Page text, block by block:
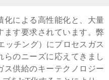
化による高性能化と、大量
ます要求されています。弊
ッチング）にプロセスガス
らのニーズに応えてきまし
ス供給のキーテクノロジー